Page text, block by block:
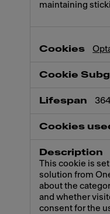
maintaining
This cookie is
solution from
about the
and whether
consent for the